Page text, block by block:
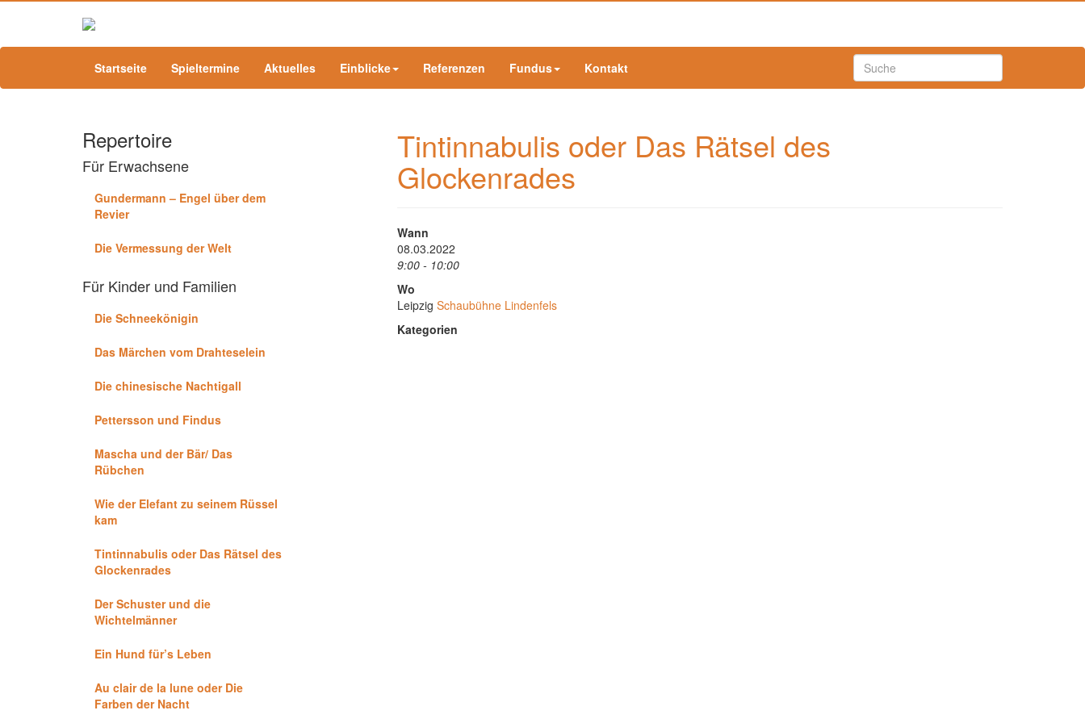
Startseite Spieltermine Aktuelles Einblicke Referenzen Fundus Kontakt
Repertoire
Für Erwachsene
Gundermann – Engel über dem
Revier
Die Vermessung der Welt
Für Kinder und Familien
Die Schneekönigin
Das Märchen vom Drahteselein
Die chinesische Nachtigall
Pettersson und Findus
Mascha und der Bär/ Das
Rübchen
Wie der Elefant zu seinem Rüssel
kam
Tintinnabulis oder Das Rätsel des
Glockenrades
Der Schuster und die
Wichtelmänner
Ein Hund für’s Leben
Au clair de la lune oder Die
Farben der Nacht
Tintinnabulis oder Das Rätsel des
Glockenrades
Wann
08.03.2022
9:00 - 10:00
Wo
Leipzig Schaubühne Lindenfels
Kategorien